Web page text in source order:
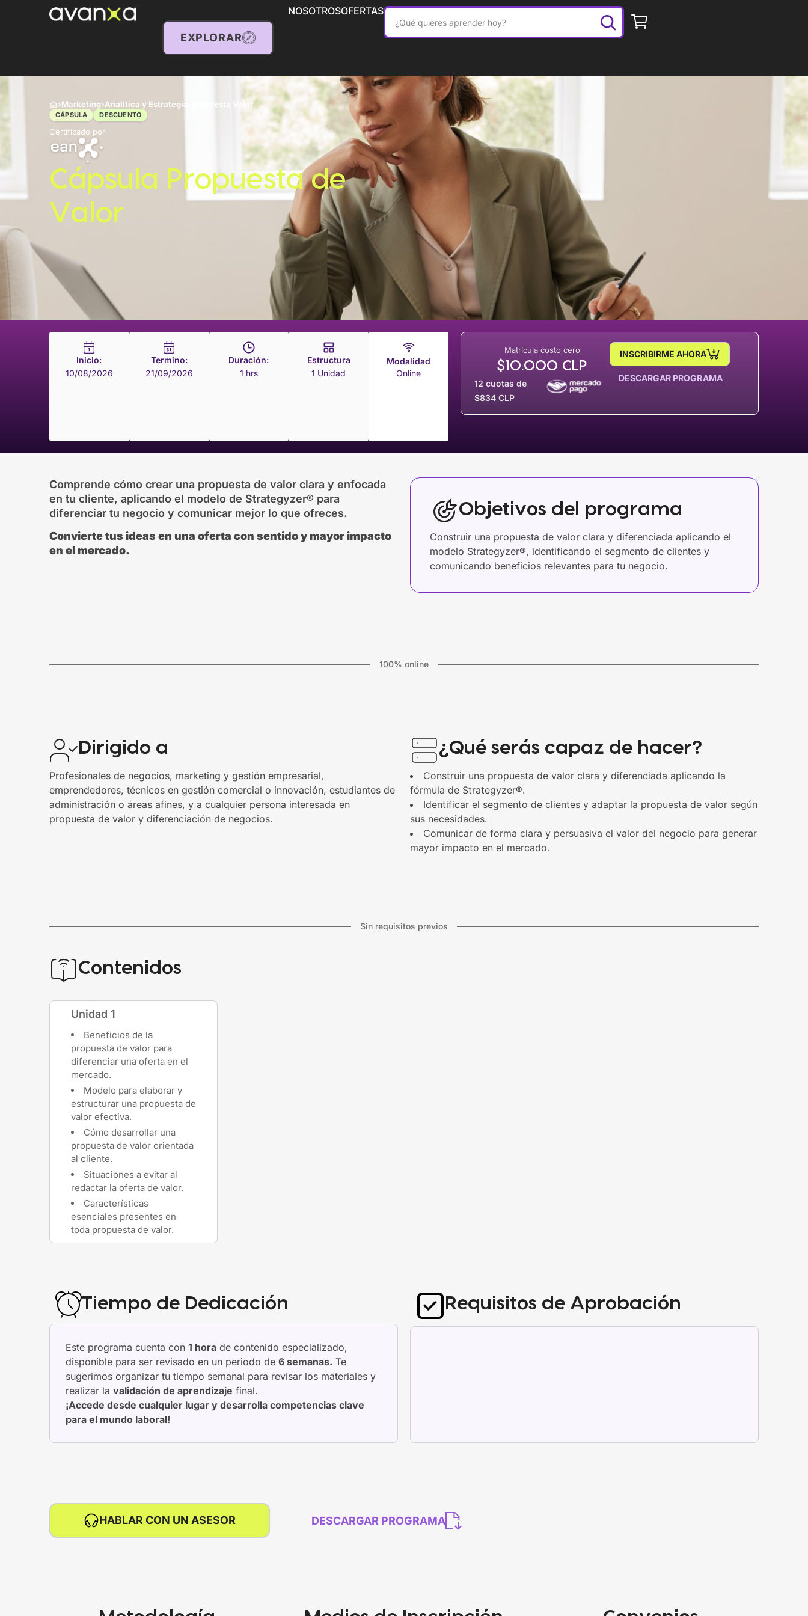
EXPLORAR
NOSOTROSOFERTAS
›Marketing›Analítica y Estrategia Propuesta Valor
CÁPSULA DESCUENTO
Certificado por
Cápsula Propuesta de
Valor
Inicio:
10/08/2026
Termino:
21/09/2026
Duración:
1 hrs
Estructura
1 Unidad
Modalidad
Online
Matrícula costo cero
$10.000 CLP
12 cuotas de
$834 CLP
INSCRIBIRME AHORA
DESCARGAR PROGRAMA
Comprende cómo crear una propuesta de valor clara y enfocada
en tu cliente, aplicando el modelo de Strategyzer® para
diferenciar tu negocio y comunicar mejor lo que ofreces.
Convierte tus ideas en una oferta con sentido y mayor impacto
en el mercado.
Objetivos del programa
Construir una propuesta de valor clara y diferenciada aplicando el
modelo Strategyzer®, identificando el segmento de clientes y
comunicando beneficios relevantes para tu negocio.
100% online
Dirigido a
Profesionales de negocios, marketing y gestión empresarial,
emprendedores, técnicos en gestión comercial o innovación, estudiantes de
administración o áreas afines, y a cualquier persona interesada en
propuesta de valor y diferenciación de negocios.
¿Qué serás capaz de hacer?
Construir una propuesta de valor clara y diferenciada aplicando la
fórmula de Strategyzer®.
Identificar el segmento de clientes y adaptar la propuesta de valor según
sus necesidades.
Comunicar de forma clara y persuasiva el valor del negocio para generar
mayor impacto en el mercado.
Sin requisitos previos
Contenidos
Unidad 1
Beneficios de la
propuesta de valor para
diferenciar una oferta en el
mercado.
Modelo para elaborar y
estructurar una propuesta de
valor efectiva.
Cómo desarrollar una
propuesta de valor orientada
al cliente.
Situaciones a evitar al
redactar la oferta de valor.
Características
esenciales presentes en
toda propuesta de valor.
Tiempo de Dedicación
Este programa cuenta con 1 hora de contenido especializado,
disponible para ser revisado en un periodo de 6 semanas. Te
sugerimos organizar tu tiempo semanal para revisar los materiales y
realizar la validación de aprendizaje final.
¡Accede desde cualquier lugar y desarrolla competencias clave
para el mundo laboral!
Requisitos de Aprobación
HABLAR CON UN ASESOR DESCARGAR PROGRAMA